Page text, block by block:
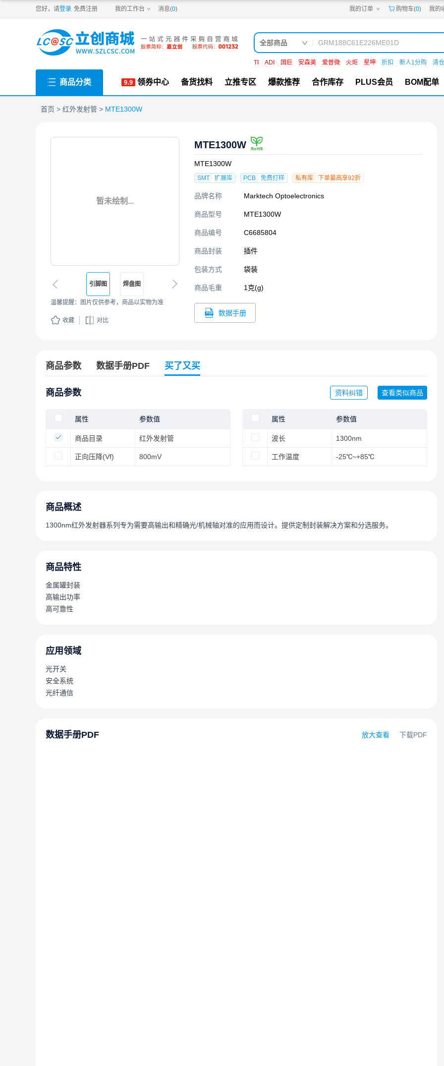
您好，请登录 免费注册 我的工作台 消息(0) 我的订单 购物车(0) 我的
嘉立创PCB
嘉立创FA
机电工坊
全部商品
TI ADI 国巨 安森美 爱普微 火炬 星坤 折扣 新人1分购 清仓
商品分类 领券中心 备货找料 立推专区 爆款推荐 合作库存 PLUS会员 BOM配单
首页 红外发射管 MTE1300W
暂未绘制...
引脚图 焊盘图
温馨提醒：图片仅供参考，商品以实物为准
收藏 对比
MTE1300W
MTE1300W
SMT 扩展库 PCB 免费打样 私有库 下单最高享92折
品牌名称 Marktech Optoelectronics
商品型号 MTE1300W
商品编号 C6685804
商品封装 插件​
包装方式 袋装
商品毛重 1克(g)
数据手册
商品参数 数据手册PDF 买了又买
商品参数 资料纠错 查看类似商品
属性 参数值
商品目录 红外发射管
正向压降(Vf) 800mV
属性 参数值
波长 1300nm
工作温度 -25℃~+85℃
商品概述
1300nm红外发射器系列专为需要高输出和精确光/机械轴对准的应用而设计。提供定制封装解决方案和分选服务。
商品特性
金属罐封装
高输出功率
高可靠性
应用领域
光开关
安全系统
光纤通信
数据手册PDF 放大查看 下载PDF